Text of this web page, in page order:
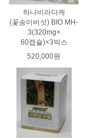
하나비라다케
(꽃송이버섯) BIO MH-
3(320mg×
60캡슐)×3박스
520,000원